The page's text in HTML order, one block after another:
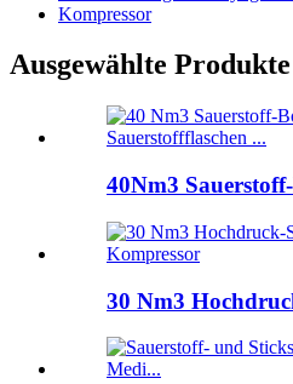
Kompressor
Ausgewählte Produkte
40Nm3
30 Nm3